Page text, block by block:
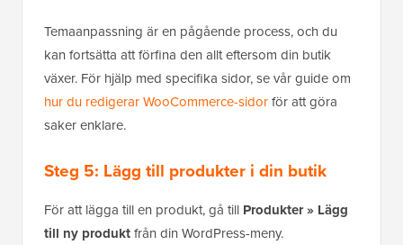
Temaanpassning är en pågående process, och du
kan fortsätta att förfina den allt eftersom din butik
växer. För hjälp med specifika sidor, se vår guide om
hur du redigerar WooCommerce-sidorför att göra
saker enklare.
Steg 5: Lägg till produkter i din butik
För att lägga till en produkt, gå till Produkter » Lägg
till ny produktfrån din WordPress-meny.